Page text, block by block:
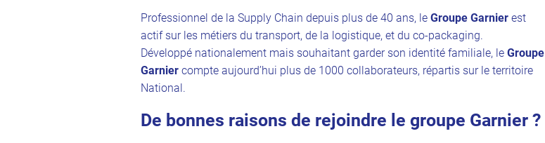
Professionnel de la Supply Chain depuis plus de 40 ans, le Groupe Garnier est
actif sur les métiers du transport, de la logistique, et du co-packaging.
Développé nationalement mais souhaitant garder son identité familiale, le Groupe
Garnier compte aujourd’hui plus de 1000 collaborateurs, répartis sur le territoire
National.
De bonnes raisons de rejoindre le groupe Garnier ?